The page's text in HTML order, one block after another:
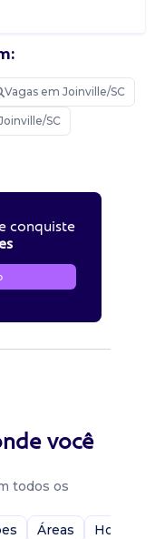
Vagas em Joinville/SC
SC
conquiste
você
todos os
Áreas Home-